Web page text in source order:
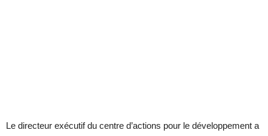
Le directeur exécutif du centre d’actions pour le développement a